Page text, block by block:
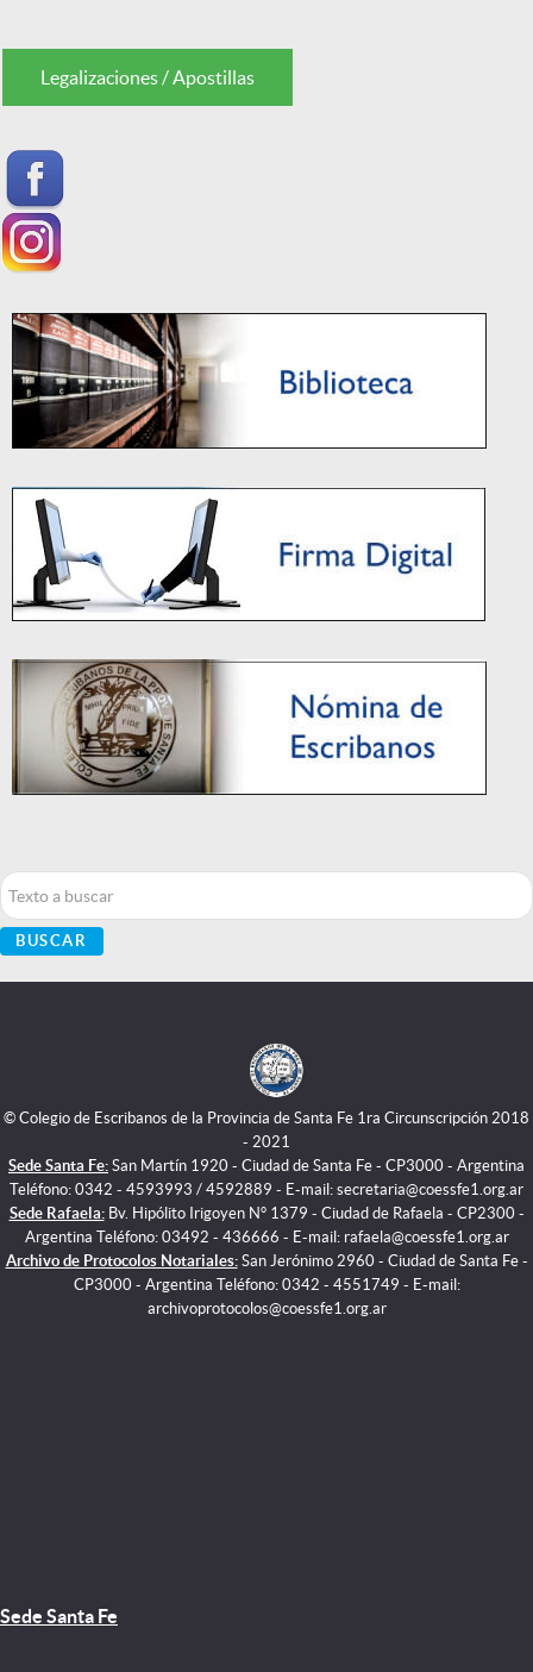
Buscar...
BUSCAR
© Colegio de Escribanos de la Provincia de Santa Fe 1ra Circunscripción 2018
- 2021
Sede Santa Fe: San Martín 1920 - Ciudad de Santa Fe - CP3000 - Argentina
Teléfono: 0342 - 4593993 / 4592889 - E-mail: secretaria@coessfe1.org.ar
Sede Rafaela:Bv. Hipólito Irigoyen N° 1379 - Ciudad de Rafaela - CP2300 -
Argentina Teléfono: 03492 - 436666 - E-mail: rafaela@coessfe1.org.ar
Archivo de Protocolos Notariales:San Jerónimo 2960 - Ciudad de Santa Fe -
CP3000 - Argentina Teléfono: 0342 - 4551749 - E-mail:
archivoprotocolos@coessfe1.org.ar
Sede Santa Fe